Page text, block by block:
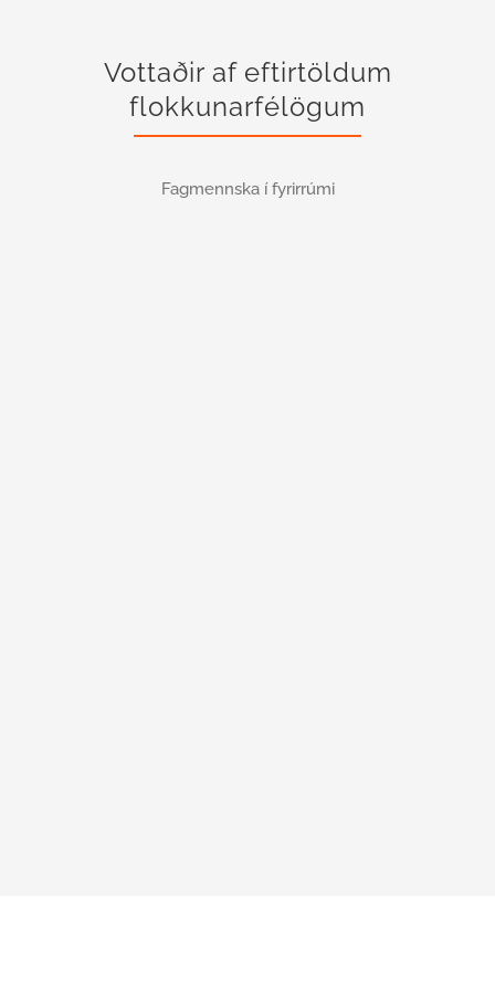
Vottaðir af eftirtöldum
flokkunarfélögum
Fagmennska í fyrirrúmi